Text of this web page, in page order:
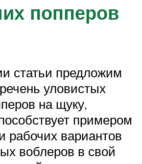
попперов
статьи предложим
уловистых
на щуку,
примером
рабочих вариантов
воблеров в свой